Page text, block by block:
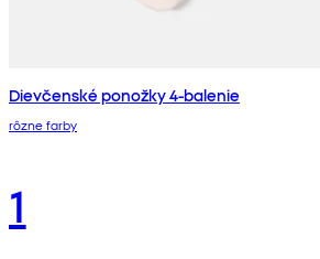
Dievčenské ponožky 4-balenie
rôzne farby
1